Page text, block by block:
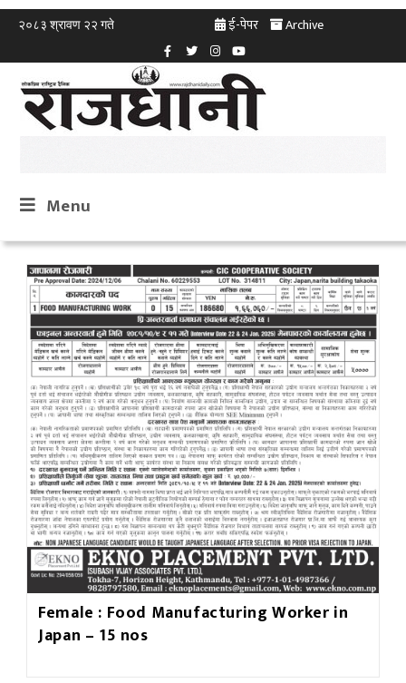
२०८३ श्रावण २२ गते ई-पेपर Archive
Menu
Female : Food Manufacturing Worker in
Japan – 15 nos